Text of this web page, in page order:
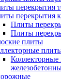
перекрытия
перекрытия
Плиты
Плиты
плиты